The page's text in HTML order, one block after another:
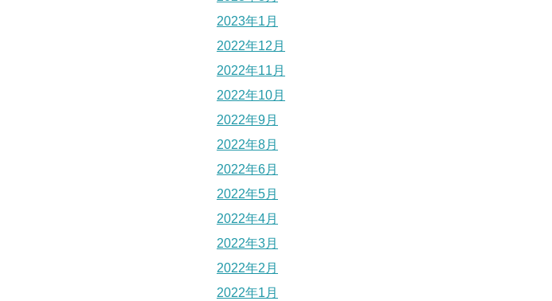
2023年1月
2022年12月
2022年11月
2022年10月
2022年9月
2022年8月
2022年6月
2022年5月
2022年4月
2022年3月
2022年2月
2022年1月